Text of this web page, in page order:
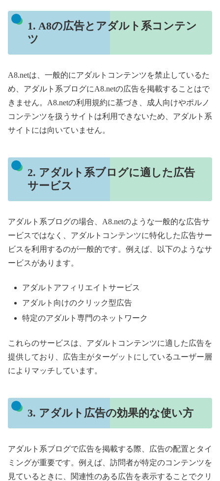
1. A8の広告とアダルト系コンテン
ツ
A8.netは、一般的にアダルトコンテンツを禁止しているた
め、アダルト系ブログにA8.netの広告を掲載することはで
きません。A8.netの利用規約に基づき、成人向けやポルノ
コンテンツを扱うサイトは利用できないため、アダルト系
サイトには向いていません。
2. アダルト系ブログに適した広告
サービス
アダルト系ブログの場合、A8.netのような一般的な広告サ
ービスではなく、アダルトコンテンツに特化した広告サー
ビスを利用するのが一般的です。例えば、以下のようなサ
ービスがあります。
アダルトアフィリエイトサービス
アダルト向けのクリック型広告
特定のアダルト専門のネットワーク
これらのサービスは、アダルトコンテンツに適した広告を
提供しており、広告主がターゲットにしているユーザー層
によりマッチしています。
3. アダルト広告の効果的な使い方
アダルト系ブログで広告を掲載する際、広告の配置とタイ
ミングが重要です。例えば、訪問者が特定のコンテンツを
見ているときに、関連性のある広告を表示することでクリ